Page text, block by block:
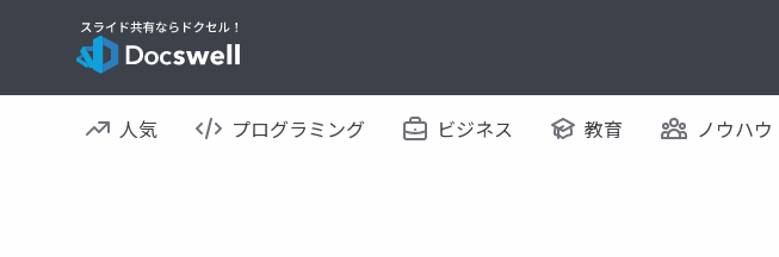
人気 プログラミング ビジネス 教育 ノウハウ